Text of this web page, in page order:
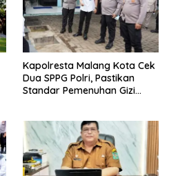
Kapolresta Malang Kota Cek
Dua SPPG Polri, Pastikan
Standar Pemenuhan Gizi